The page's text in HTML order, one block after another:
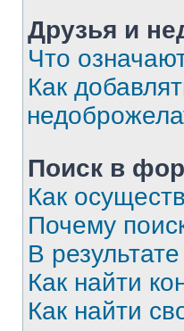
Друзья и
Что
Как
Поиск в
Как
Почему
В
Как найти
Как найти